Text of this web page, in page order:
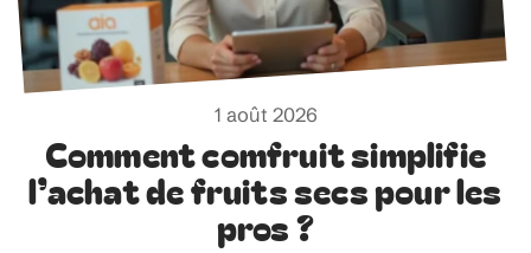
1 août 2026
Comment comfruit simplifie
l’achat de fruits secs pour les
pros ?